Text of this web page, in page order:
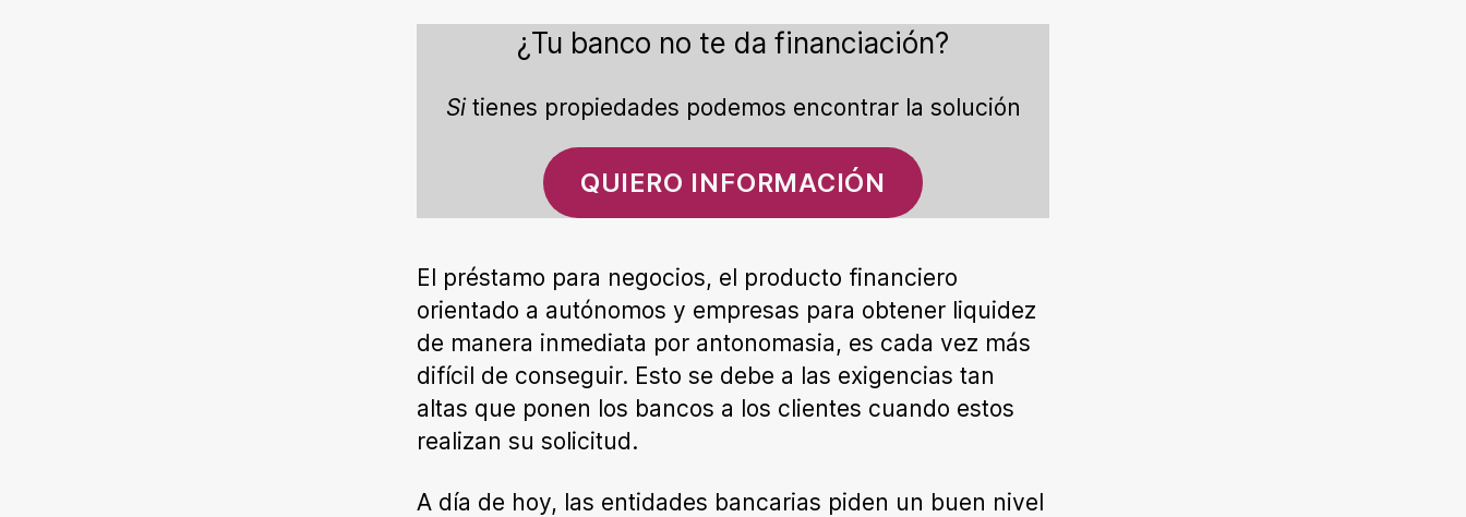
¿Tu banco no te da financiación?
Si tienes propiedades podemos encontrar la solución
QUIERO INFORMACIÓN
El préstamo para negocios, el producto financiero
orientado a autónomos y empresas para obtener liquidez
de manera inmediata por antonomasia, es cada vez más
difícil de conseguir. Esto se debe a las exigencias tan
altas que ponen los bancos a los clientes cuando estos
realizan su solicitud.
A día de hoy, las entidades bancarias piden un buen nivel